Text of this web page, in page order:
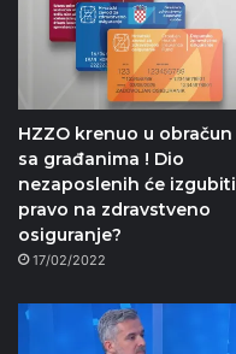
HZZO krenuo u obračun
sa građanima ! Dio
nezaposlenih će izgubiti
pravo na zdravstveno
osiguranje?
17/02/2022